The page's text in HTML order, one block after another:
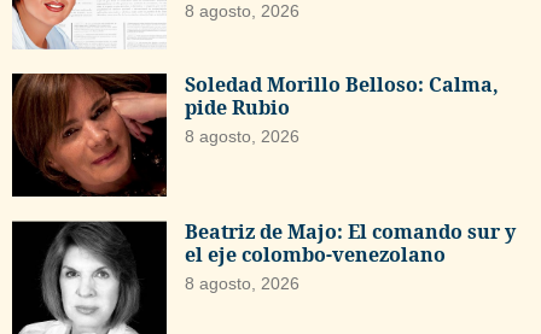
8 agosto, 2026
Soledad Morillo Belloso: Calma,
pide Rubio
8 agosto, 2026
Beatriz de Majo: El comando sur y
el eje colombo-venezolano
8 agosto, 2026